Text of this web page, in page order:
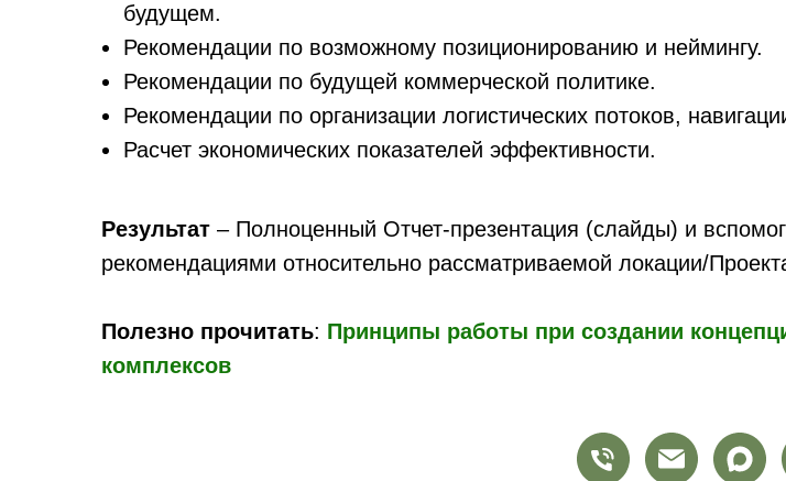
будущем.
Рекомендации по возможному позиционированию и неймингу.
Рекомендации по будущей коммерческой политике.
Рекомендации по организации логистических потоков,
Расчет экономических показателей эффективности.
Результат – Полноценный Отчет-презентация (слайды) и
рекомендациями относительно рассматриваемой локации/
Полезно прочитать: Принципы работы при создании
комплексов